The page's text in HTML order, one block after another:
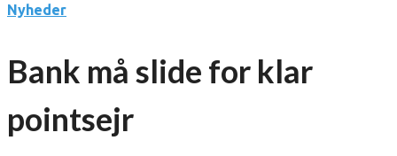
efter:
Nyheder
Bank må slide for klar
pointsejr